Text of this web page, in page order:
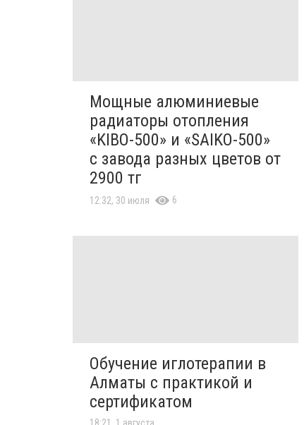
Мощные алюминиевые
радиаторы отопления
«KIBO-500» и «SAIKO-500»
с завода разных цветов от
2900 тг
12:32, 30 июля 6
Обучение иглотерапии в
Алматы с практикой и
сертификатом